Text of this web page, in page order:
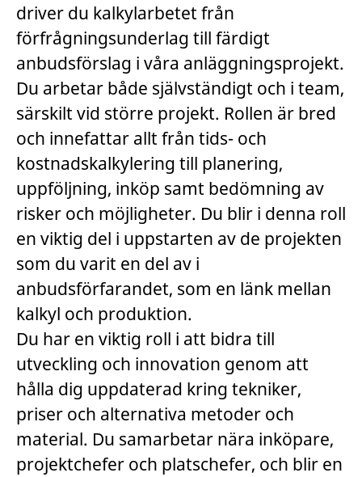
driver du kalkylarbetet från
förfrågningsunderlag till färdigt
anbudsförslag i våra anläggningsprojekt.
Du arbetar både självständigt och i team,
särskilt vid större projekt. Rollen är bred
och innefattar allt från tids- och
kostnadskalkylering till planering,
uppföljning, inköp samt bedömning av
risker och möjligheter. Du blir i denna roll
en viktig del i uppstarten av de projekten
som du varit en del av i
anbudsförfarandet, som en länk mellan
kalkyl och produktion.
Du har en viktig roll i att bidra till
utveckling och innovation genom att
hålla dig uppdaterad kring tekniker,
priser och alternativa metoder och
material. Du samarbetar nära inköpare,
projektchefer och platschefer, och blir en